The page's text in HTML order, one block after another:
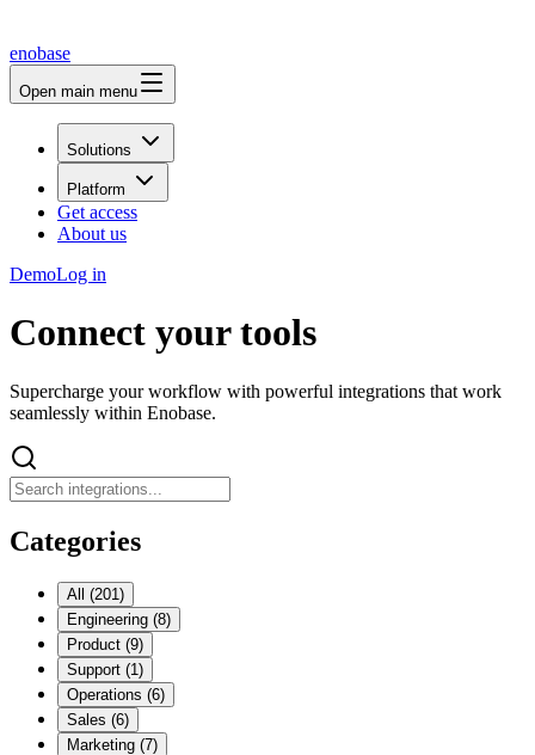
enobase
Open main menu
Solutions
Platform
Get access
About us
DemoLog in
Connect your tools
Supercharge your workflow with powerful integrations that work
seamlessly within Enobase.
Categories
All (201)
Engineering (8)
Product (9)
Support (1)
Operations (6)
Sales (6)
Marketing (7)